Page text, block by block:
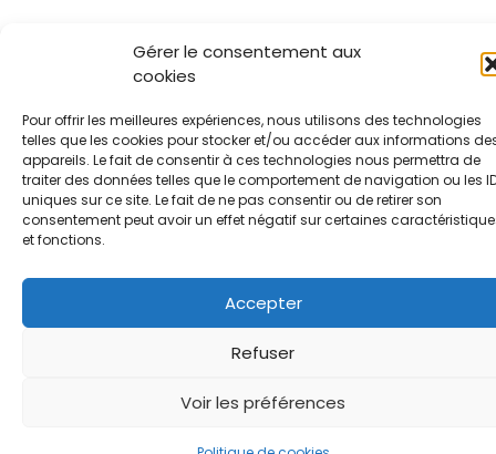
Gérer le consentement aux
cookies
Pour offrir les meilleures expériences, nous utilisons des technologies
telles que les cookies pour stocker et/ou accéder aux informations
appareils. Le fait de consentir à ces technologies nous permettra de
traiter des données telles que le comportement de navigation ou les
uniques sur ce site. Le fait de ne pas consentir ou de retirer son
consentement peut avoir un effet négatif sur certaines
et fonctions.
Accepter
Refuser
Voir les préférences